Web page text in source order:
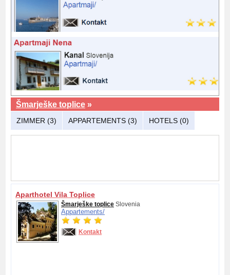
Šmarješke toplice »
ZIMMER (3) APPARTEMENTS (3) HOTELS (0)
Aparthotel Vila Toplice
Šmarješke toplice Slovenia
Appartements/
Kontakt